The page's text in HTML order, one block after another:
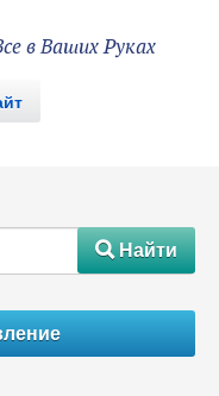
в Ваших Руках
#Найти